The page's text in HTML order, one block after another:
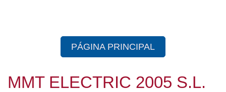
PÁGINA PRINCIPAL
MMT ELECTRIC 2005 S.L.